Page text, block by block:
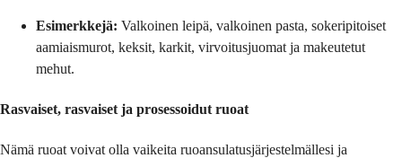
Esimerkkejä: Valkoinen leipä, valkoinen pasta, sokeripitoiset
aamiaismurot, keksit, karkit, virvoitusjuomat ja makeutetut
mehut.
Rasvaiset, rasvaiset ja prosessoidut ruoat
Nämä ruoat voivat olla vaikeita ruoansulatusjärjestelmällesi ja